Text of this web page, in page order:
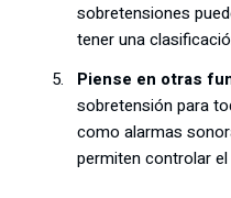
sobretensiones
tener una
Piense en otras
sobretensión para
como alarmas
permiten controlar